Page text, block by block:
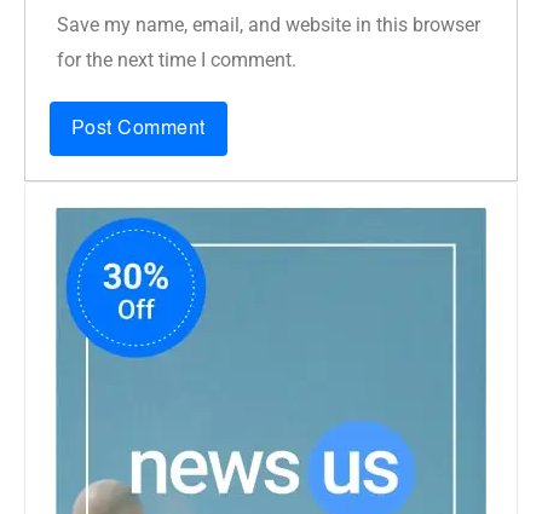
Save my name, email, and website in this browser
for the next time I comment.